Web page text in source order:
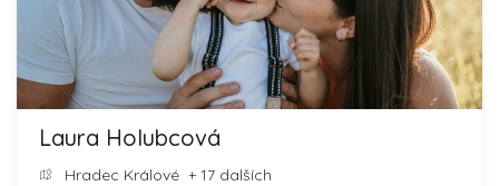
Laura Holubcová
Hradec Králové + 17 dalších